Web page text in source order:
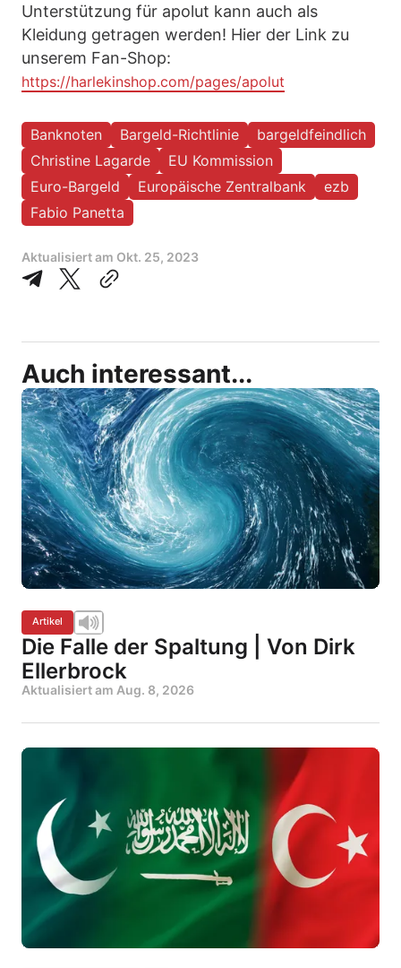
Unterstützung für apolut kann auch als
Kleidung getragen werden! Hier der Link zu
unserem Fan-Shop:
https://harlekinshop.com/pages/apolut
Banknoten Bargeld-Richtlinie
bargeldfeindlich
Christine Lagarde
EU Kommission
Euro-Bargeld
Europäische Zentralbank
ezb
Fabio Panetta
Aktualisiert am Okt. 25, 2023
Auch interessant...
Artikel
Die Falle der Spaltung | Von Dirk
Ellerbrock
Aktualisiert am Aug. 8, 2026